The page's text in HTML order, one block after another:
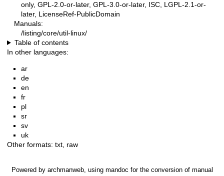
only, GPL-2.0-or-later, GPL-3.0-or-later, ISC, LGPL-2.1-or-
later, LicenseRef-PublicDomain
Manuals:
/listing/core/util-linux/
Table of contents
In other languages:
ar
de
en
fr
pl
sr
sv
uk
Other formats: txt raw
Powered by archmanweb, using mandoc for the conversion of manual